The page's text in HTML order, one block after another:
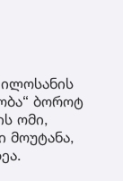
ბოროტ
ომი,
მოუტანა,